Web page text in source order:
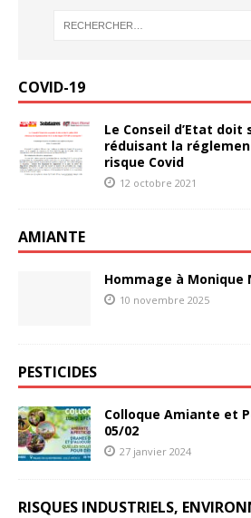
COVID-19
Le Conseil d’Etat
réduisant la
risque Covid
12 octobre 2021
AMIANTE
Hommage à Monique
10 novembre 2025
PESTICIDES
Colloque Amiante et
05/02
27 janvier 2024
RISQUES INDUSTRIELS,